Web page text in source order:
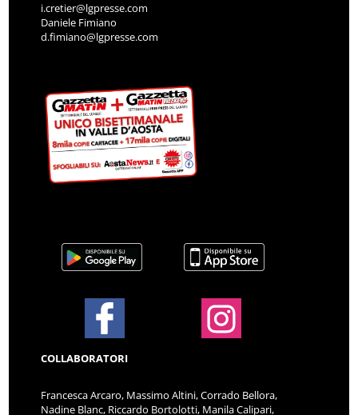
i.cretier@lgpresse.com
Daniele Fimiano
d.fimiano@lgpresse.com
COLLABORATORI
Francesca Arcaro, Massimo Altini, Corrado Bellora,
Nadine Blanc, Riccardo Bortolotti, Manila Calipari,